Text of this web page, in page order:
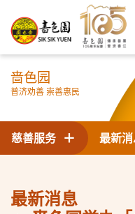
啬色园
普济劝善 崇善惠民
最新
慈善服务
最新消息